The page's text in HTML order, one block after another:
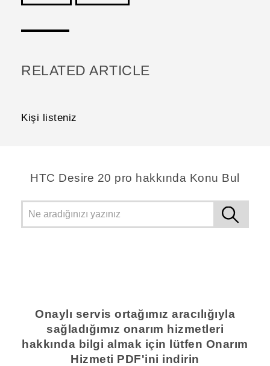
RELATED ARTICLE
Kişi listeniz
‎HTC Desire 20 pro hakkında Konu Bul
Onaylı servis ortağımız aracılığıyla
sağladığımız onarım hizmetleri
hakkında bilgi almak için lütfen Onarım
Hizmeti PDF'ini indirin